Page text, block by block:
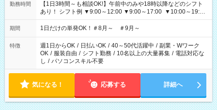
勤務時間
【1日3時間～も相談OK!】午前中のみや18時以降などのシフト
あり！ シフト例 ▼9:00～12:00 ▼9:00～17:00 ▼10:00～19:00
▼18:00～21:00
期間 1日だけの単発OK！＃8月～ ＃9月～
特徴 週1日からOK / 日払いOK / 40～50代活躍中 / 副業・Wワーク
OK / 服装自由 / シフト勤務 / 10名以上の大量募集 / 電話対応な
し / パソコンスキル不要
気になる！ 応募する 詳細へ